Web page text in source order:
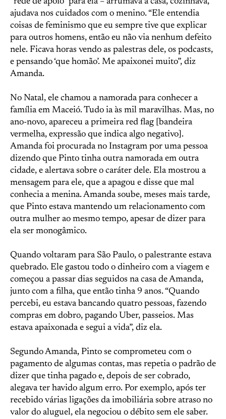
ajudava nos cuidados com o menino. “Ele entendia
coisas de feminismo que eu sempre tive que explicar
para outros homens, então eu não via nenhum defeito
nele. Ficava horas vendo as palestras dele, os podcasts,
e pensando ‘que homão’. Me apaixonei muito”, diz
Amanda.
No Natal, ele chamou a namorada para conhecer a
família em Maceió. Tudo ia às mil maravilhas. Mas, no
ano-novo, apareceu a primeira red flag [bandeira
vermelha, expressão que indica algo negativo].
Amanda foi procurada no Instagram por uma pessoa
dizendo que Pinto tinha outra namorada em outra
cidade, e alertava sobre o caráter dele. Ela mostrou a
mensagem para ele, que a apagou e disse que mal
conhecia a menina. Amanda soube, meses mais tarde,
que Pinto estava mantendo um relacionamento com
outra mulher ao mesmo tempo, apesar de dizer para
ela ser monogâmico.
Quando voltaram para São Paulo, o palestrante estava
quebrado. Ele gastou todo o dinheiro com a viagem e
começou a passar dias seguidos na casa de Amanda,
junto com a filha, que então tinha 9 anos. “Quando
percebi, eu estava bancando quatro pessoas, fazendo
compras em dobro, pagando Uber, passeios. Mas
estava apaixonada e segui a vida”, diz ela.
Segundo Amanda, Pinto se comprometeu com o
pagamento de algumas contas, mas repetia o padrão de
dizer que tinha pagado e, depois de ser cobrado,
alegava ter havido algum erro. Por exemplo, após ter
recebido várias ligações da imobiliária sobre atraso no
valor do aluguel, ela negociou o débito sem ele saber.